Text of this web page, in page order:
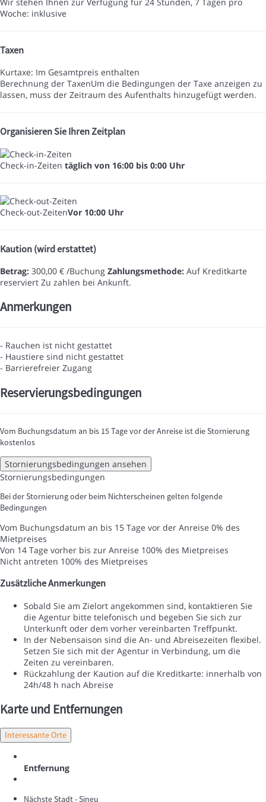
Woche: inklusive
Taxen
Kurtaxe: Im Gesamtpreis enthalten
Berechnung der TaxenUm die Bedingungen der Taxe anzeigen zu
lassen, muss der Zeitraum des Aufenthalts hinzugefügt werden.
Organisieren Sie Ihren Zeitplan
Check-in-Zeiten täglich von 16:00 bis 0:00 Uhr
Check-out-ZeitenVor 10:00 Uhr
Kaution (wird erstattet)
Betrag: 300,00 € /Buchung Zahlungsmethode: Auf Kreditkarte
reserviert Zu zahlen bei Ankunft.
Anmerkungen
- Rauchen ist nicht gestattet
- Haustiere sind nicht gestattet
- Barrierefreier Zugang
Reservierungsbedingungen
Vom Buchungsdatum an bis 15 Tage vor der Anreise ist die Stornierung
kostenlos
Stornierungsbedingungen ansehen
Stornierungsbedingungen
Bei der Stornierung oder beim Nichterscheinen gelten folgende
Bedingungen
Vom Buchungsdatum an bis 15 Tage vor der Anreise 0% des
Mietpreises
Von 14 Tage vorher bis zur Anreise 100% des Mietpreises
Nicht antreten 100% des Mietpreises
Zusätzliche Anmerkungen
Sobald Sie am Zielort angekommen sind, kontaktieren Sie
die Agentur bitte telefonisch und begeben Sie sich zur
Unterkunft oder dem vorher vereinbarten Treffpunkt.
In der Nebensaison sind die An- und Abreisezeiten flexibel.
Setzen Sie sich mit der Agentur in Verbindung, um die
Zeiten zu vereinbaren.
Rückzahlung der Kaution auf die Kreditkarte: innerhalb von
24h/48 h nach Abreise
Karte und Entfernungen
Interessante Orte
Entfernung
Nächste Stadt - Sineu